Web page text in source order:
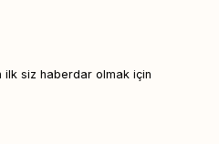
ilk siz haberdar olmak için